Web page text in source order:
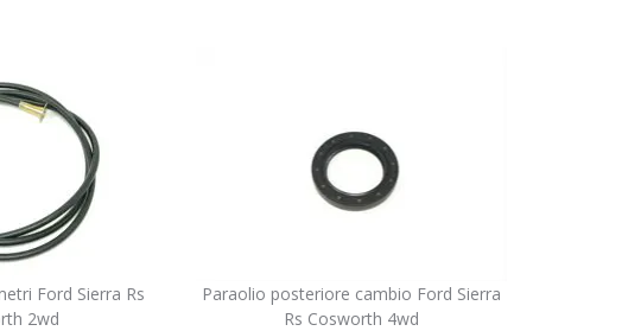
Ford Sierra Rs
2wd
Paraolio posteriore cambio Ford Sierra
Rs Cosworth 4wd